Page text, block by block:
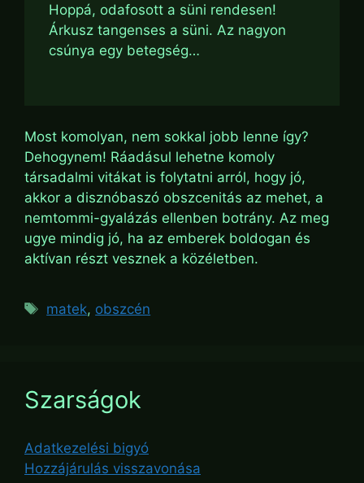
Hoppá, odafosott a süni rendesen!
Árkusz tangenses a süni. Az nagyon
csúnya egy betegség…
Most komolyan, nem sokkal jobb lenne így?
Dehogynem! Ráadásul lehetne komoly
társadalmi vitákat is folytatni arról, hogy jó,
akkor a disznóbaszó obszcenitás az mehet, a
nemtommi-gyalázás ellenben botrány. Az meg
ugye mindig jó, ha az emberek boldogan és
aktívan részt vesznek a közéletben.
Tags
matek, obszcén
Szarságok
Adatkezelési bigyó
Hozzájárulás visszavonása